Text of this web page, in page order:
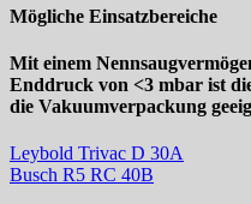
Mögliche Einsatzbereiche
Mit einem
Enddruck von <3 mbar ist
die Vakuumverpackung
Leybold Trivac D 30A
Busch R5 RC 40B